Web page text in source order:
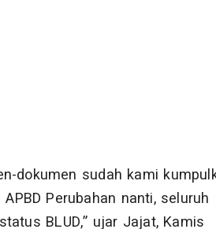
dokumen sudah kami
Perubahan nanti, seluruh
BLUD,” ujar Jajat, Kamis